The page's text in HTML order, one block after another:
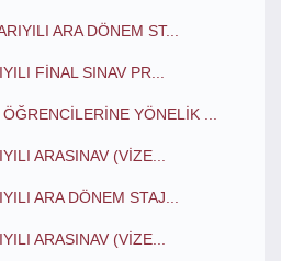
ARA DÖNEM ST...
FİNAL SINAV PR...
YÖNELİK ...
ARASINAV (VİZE...
ARA DÖNEM STAJ...
ARASINAV (VİZE...